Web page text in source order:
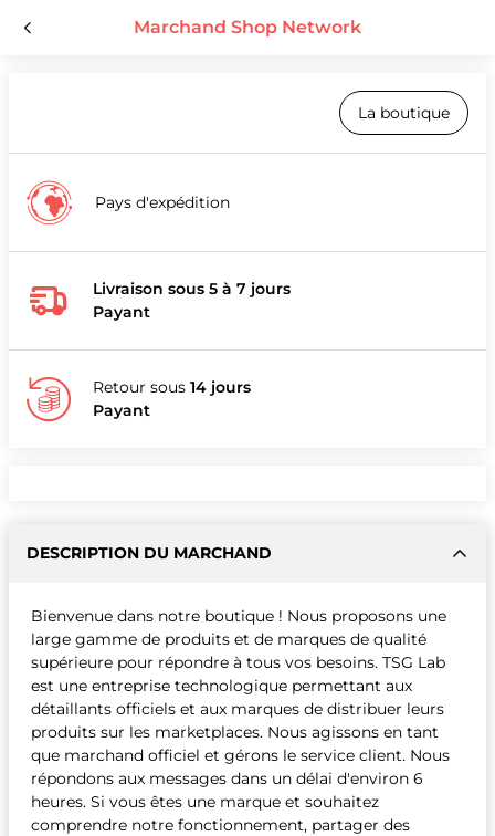
Marchand Shop Network
La boutique
Pays d'expédition
Livraison sous 5 à 7 jours
Payant
Retour sous 14 jours
Payant
DESCRIPTION DU MARCHAND
Bienvenue dans notre boutique ! Nous proposons une
large gamme de produits et de marques de qualité
supérieure pour répondre à tous vos besoins. TSG Lab
est une entreprise technologique permettant aux
détaillants officiels et aux marques de distribuer leurs
produits sur les marketplaces. Nous agissons en tant
que marchand officiel et gérons le service client. Nous
répondons aux messages dans un délai d'environ 6
heures. Si vous êtes une marque et souhaitez
comprendre notre fonctionnement, partager des